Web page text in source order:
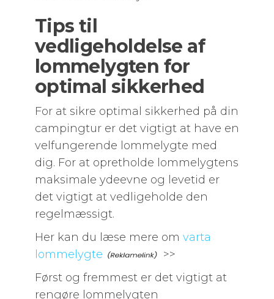
Tips til
vedligeholdelse af
lommelygten for
optimal sikkerhed
For at sikre optimal sikkerhed på din
campingtur er det vigtigt at have en
velfungerende lommelygte med
dig. For at opretholde lommelygtens
maksimale ydeevne og levetid er
det vigtigt at vedligeholde den
regelmæssigt.
Her kan du læse mere om varta
lommelygte
>>
Først og fremmest er det vigtigt at
rengøre lommelygten